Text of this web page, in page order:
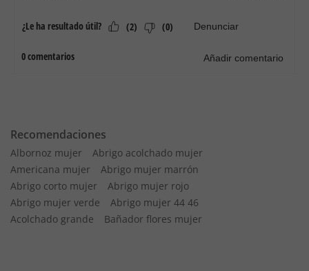
Recomendaciones
Albornoz mujer
Abrigo acolchado mujer
Americana mujer
Abrigo mujer marrón
Abrigo corto mujer
Abrigo mujer rojo
Abrigo mujer verde
Abrigo mujer 44 46
Acolchado grande
Bañador flores mujer